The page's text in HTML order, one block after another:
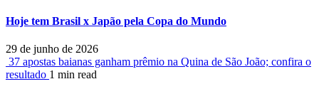
Hoje tem Brasil x Japão pela Copa do Mundo
29 de junho de 2026
37 apostas baianas ganham prêmio na Quina de São João; confira o
resultado 1 min read